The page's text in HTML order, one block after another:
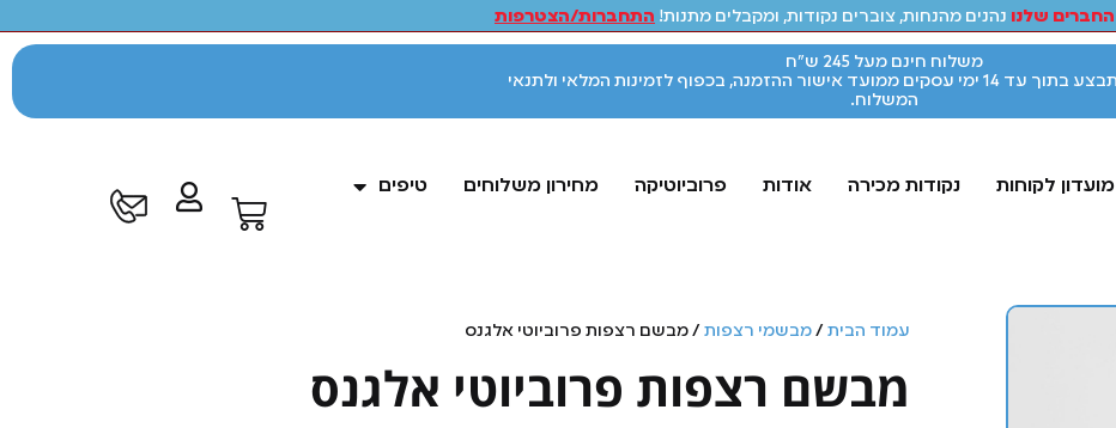
החברים שלנו נהנים מהנחות, צוברים נקודות, ומקבלים מתנות! התחברות/הצטרפות
משלוח חינם מעל 245 ש"ח
אספקת המוצרים תתבצע בתוך עד 14 ימי עסקים ממועד אישור ההזמנה, בכפוף לזמינות המלאי ולתנאי
המשלוח.
מועדון לקוחות נקודות מכירה אודות פרוביוטיקה מחירון משלוחים טיפים
עמוד הבית /מבשמי רצפות / מבשם רצפות פרוביוטי אלגנס
מבשם רצפות פרוביוטי אלגנס